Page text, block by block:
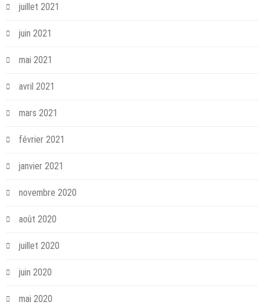
juillet 2021
juin 2021
mai 2021
avril 2021
mars 2021
février 2021
janvier 2021
novembre 2020
août 2020
juillet 2020
juin 2020
mai 2020